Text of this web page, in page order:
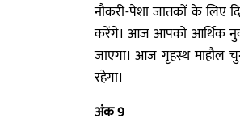
नौकरी-पेशा जातकों के लिए
करेंगे। आज आपको आर्थिक
जाएगा। आज गृहस्थ माहौल
रहेगा।
अंक 9